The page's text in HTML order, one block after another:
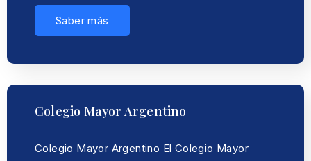
Saber más
Colegio Mayor Argentino
Colegio Mayor Argentino El Colegio Mayor